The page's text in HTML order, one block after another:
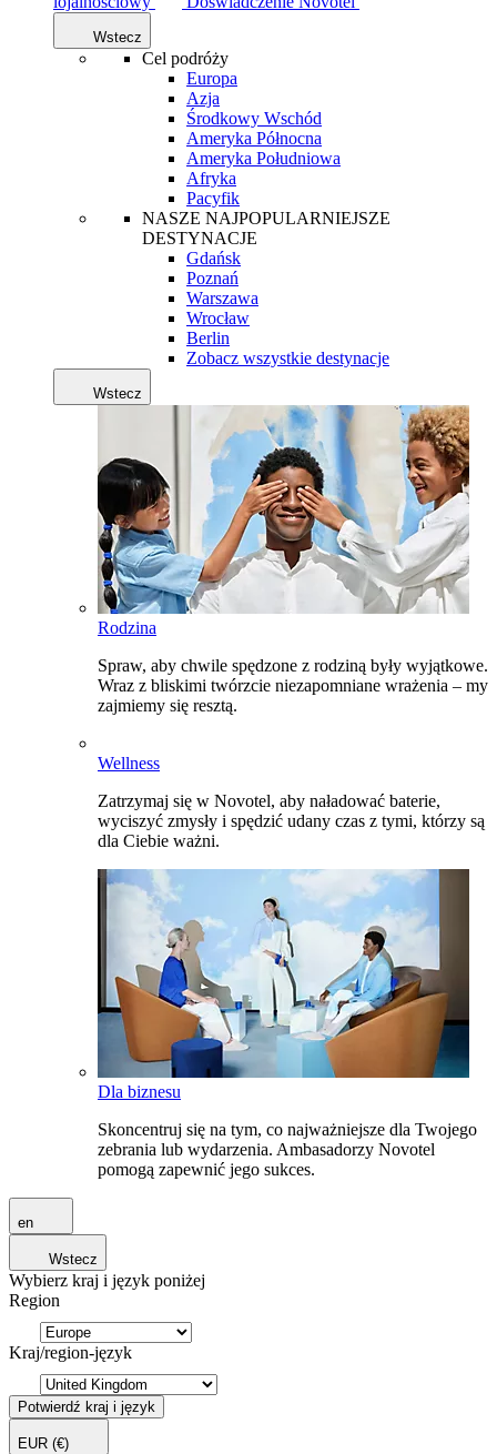
Wstecz
Cel podróży
Europa
Azja
Środkowy Wschód
Ameryka Północna
Ameryka Południowa
Afryka
Pacyfik
NASZE NAJPOPULARNIEJSZE
DESTYNACJE
Gdańsk
Poznań
Warszawa
Wrocław
Berlin
Zobacz wszystkie destynacje
Wstecz
Rodzina
Spraw, aby chwile spędzone z rodziną były wyjątkowe.
Wraz z bliskimi twórzcie niezapomniane wrażenia – my
zajmiemy się resztą.
Wellness
Zatrzymaj się w Novotel, aby naładować baterie,
wyciszyć zmysły i spędzić udany czas z tymi, którzy są
dla Ciebie ważni.
Dla biznesu
Skoncentruj się na tym, co najważniejsze dla Twojego
zebrania lub wydarzenia. Ambasadorzy Novotel
pomogą zapewnić jego sukces.
en
Wstecz
Wybierz kraj i język poniżej
Region
Kraj/region-język
Potwierdź kraj i język
EUR (€)